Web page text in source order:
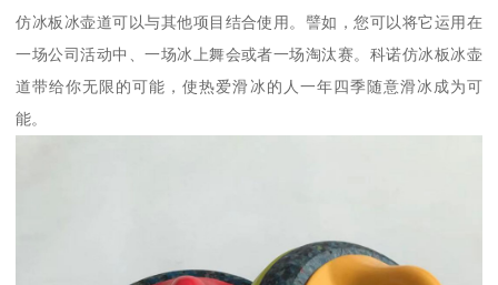
仿冰板冰壶道可以与其他项目结合使用。譬如，您可以将它运用在
一场公司活动中、一场冰上舞会或者一场淘汰赛。科诺仿冰板冰壶
道带给你无限的可能，使热爱滑冰的人一年四季随意滑冰成为可
能。